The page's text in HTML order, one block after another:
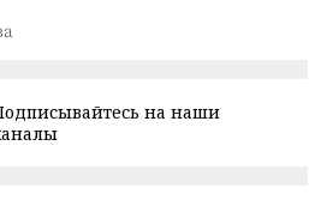
на наши